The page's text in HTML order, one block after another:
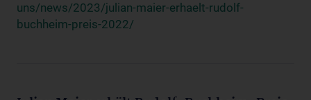
uns/news/2023/julian-maier-erhaelt-rudolf-
buchheim-preis-2022/